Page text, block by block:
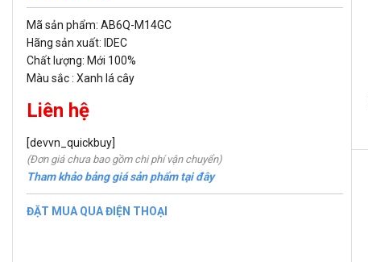
Mã sản phẩm: AB6Q-M14GC
Hãng sản xuất: IDEC
Chất lượng: Mới 100%
Màu sắc : Xanh lá cây
Liên hệ
[devvn_quickbuy]
(Đơn giá chưa bao gồm chi phí vận chuyển)
Tham khảo bảng giá sản phẩm tại đây
ĐẶT MUA QUA ĐIỆN THOẠI